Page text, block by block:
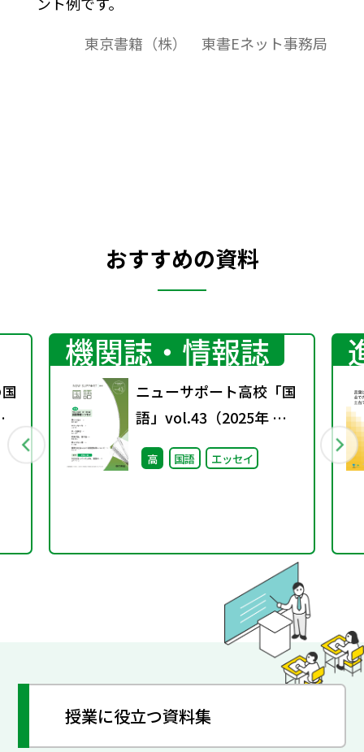
東京書籍（株） 東書Eネット事務局
おすすめの資料
機関誌・情報誌
ニューサポート高校「国
語」vol.43（2025年 春
号）
高 国語 エッセイ
授業に役立つ資料集